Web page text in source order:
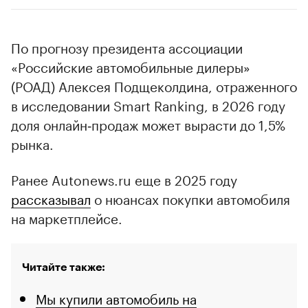
По прогнозу президента ассоциации
«Российские автомобильные дилеры»
(РОАД) Алексея Подщеколдина, отраженного
в исследовании Smart Ranking, в 2026 году
доля онлайн‑продаж может вырасти до 1,5%
рынка.
Ранее Autonews.ru еще в 2025 году
рассказывал о нюансах покупки автомобиля
на маркетплейсе.
Читайте также:
Мы купили автомобиль на